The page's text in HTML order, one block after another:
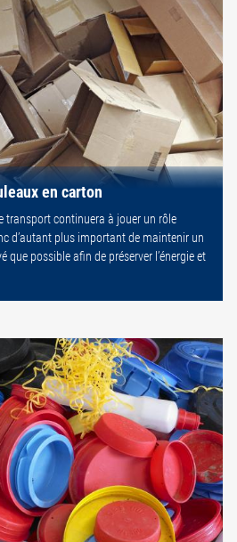
en carton
transport continuera à jouer un rôle
d’autant plus important de maintenir un
que possible afin de préserver l’énergie et